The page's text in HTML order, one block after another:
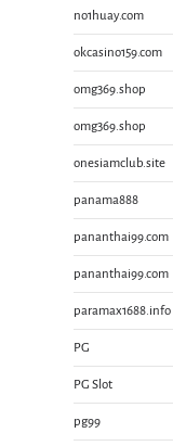
no1huay.com
okcasino159.com
omg369.shop
omg369.shop
onesiamclub.site
panama888
pananthai99.com
pananthai99.com
paramax1688.info
PG
PG Slot
pg99